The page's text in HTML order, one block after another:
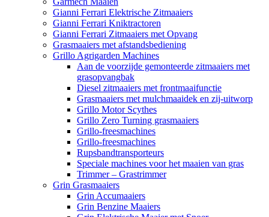
Gianni Ferrari Elektrische Zitmaaiers
Gianni Ferrari Kniktractoren
Gianni Ferrari Zitmaaiers met Opvang
Grasmaaiers met afstandsbediening
Grillo Agrigarden Machines
Aan de voorzijde gemonteerde zitmaaiers met
grasopvangbak
Diesel zitmaaiers met frontmaaifunctie
Grasmaaiers met mulchmaaidek en zij-uitworp
Grillo Motor Scythes
Grillo Zero Turning grasmaaiers
Grillo-freesmachines
Grillo-freesmachines
Rupsbandtransporteurs
Speciale machines voor het maaien van gras
Trimmer – Grastrimmer
Grin Grasmaaiers
Grin Accumaaiers
Grin Benzine Maaiers